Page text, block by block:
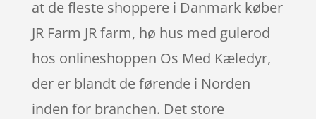
at de fleste shoppere i Danmark køber
JR Farm JR farm, hø hus med gulerod
hos onlineshoppen Os Med Kæledyr,
der er blandt de førende i Norden
inden for branchen. Det store